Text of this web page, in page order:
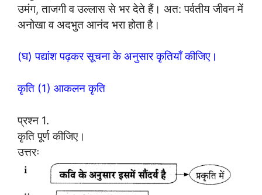
उमंग, ताजगी व उल्लास से भर देते हैं। अत: पर्वतीय जीवन में
अनोखा व अदभुत आनंद भरा होता है।
(घ) पद्यांश पढ़कर सूचना के अनुसार कृतियाँ कीजिए।
कृति (1) आकलन कृति
प्रश्न 1.
कृति पूर्ण कीजिए।
उत्तरः